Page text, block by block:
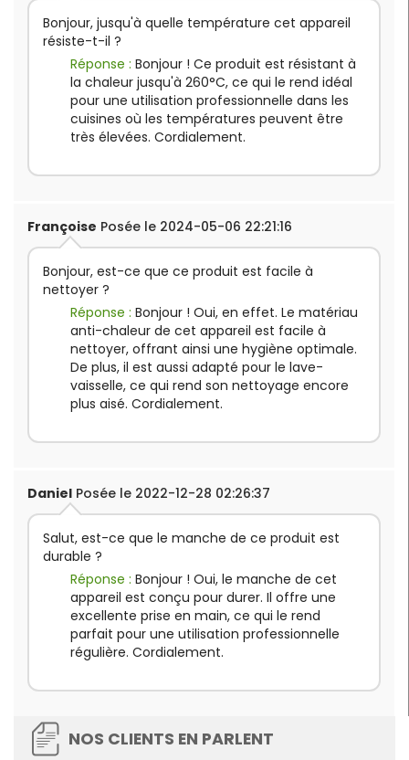
Bonjour, jusqu'à quelle température cet appareil
résiste-t-il ?
Réponse : Bonjour ! Ce produit est résistant à
la chaleur jusqu'à 260°C, ce qui le rend idéal
pour une utilisation professionnelle dans les
cuisines où les températures peuvent être
très élevées. Cordialement.
Françoise Posée le 2024-05-06 22:21:16
Bonjour, est-ce que ce produit est facile à
nettoyer ?
Réponse : Bonjour ! Oui, en effet. Le matériau
anti-chaleur de cet appareil est facile à
nettoyer, offrant ainsi une hygiène optimale.
De plus, il est aussi adapté pour le lave-
vaisselle, ce qui rend son nettoyage encore
plus aisé. Cordialement.
Daniel Posée le 2022-12-28 02:26:37
Salut, est-ce que le manche de ce produit est
durable ?
Réponse : Bonjour ! Oui, le manche de cet
appareil est conçu pour durer. Il offre une
excellente prise en main, ce qui le rend
parfait pour une utilisation professionnelle
régulière. Cordialement.
NOS CLIENTS EN PARLENT